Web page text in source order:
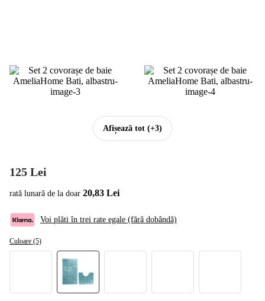
Afișează tot (+3)
125 Lei
rată lunară de la doar 20,83 Lei
Voi plăti în trei rate egale (fără dobândă)
Culoare (5)